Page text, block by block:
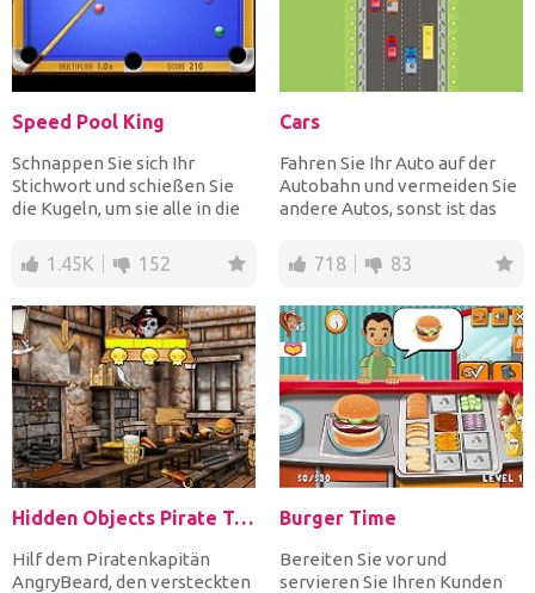
Speed Pool King
Schnappen Sie sich Ihr
Stichwort und schießen Sie
die Kugeln, um sie alle in die
1.45K 152
Cars
Fahren Sie Ihr Auto auf der
Autobahn und vermeiden Sie
andere Autos, sonst ist das
718 83
Hidden Objects Pirate Treasure
Hilf dem Piratenkapitän
AngryBeard, den versteckten
Burger Time
Bereiten Sie vor und
servieren Sie Ihren Kunden